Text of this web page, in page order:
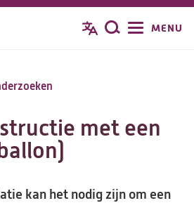
Zoeken
MENU
met een
kan het nodig zijn om een